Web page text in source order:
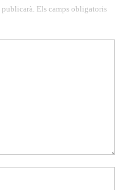
publicarà. Els camps obligatoris